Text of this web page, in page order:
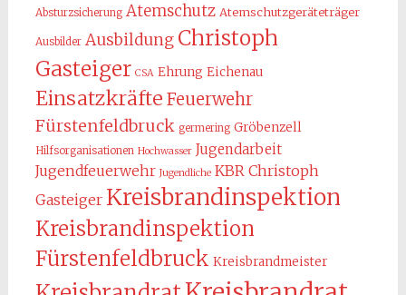
Absturzsicherung Atemschutz Atemschutzgeräteträger
Ausbilder Ausbildung Christoph
Gasteiger CSA Ehrung Eichenau
Einsatzkräfte Feuerwehr
Fürstenfeldbruck germering Gröbenzell
Hilfsorganisationen Hochwasser Jugendarbeit
Jugendfeuerwehr Jugendliche KBR Christoph
Gasteiger Kreisbrandinspektion
Kreisbrandinspektion
Fürstenfeldbruck Kreisbrandmeister